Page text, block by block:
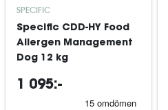
SPECIFIC
Specific CDD-HY Food
Allergen Management
Dog 12 kg
1 095:-